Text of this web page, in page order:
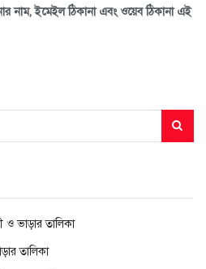
নাম, ইমেইল ঠিকানা এবং ওয়েব ঠিকানা এই
ও ভাড়ার তালিকা
তালিকা